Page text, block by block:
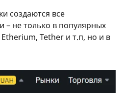
создаются все
не только в популярных
Tether и т.п, но и в